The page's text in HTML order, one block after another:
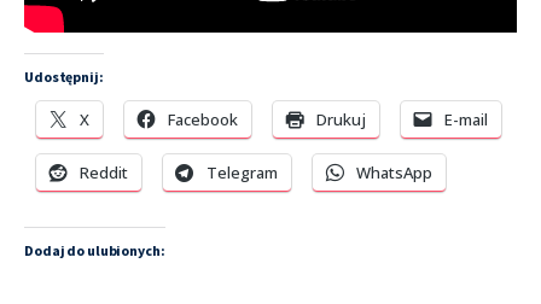
Udostępnij:
X Facebook Drukuj E-mail
Reddit Telegram WhatsApp
Dodaj do ulubionych: